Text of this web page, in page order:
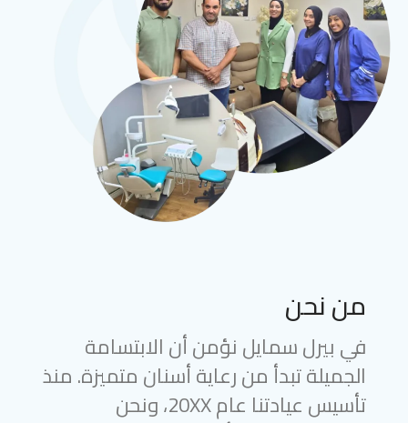
من نحن
في بيرل سمايل نؤمن أن الابتسامة
الجميلة تبدأ من رعاية أسنان متميزة. منذ
تأسيس عيادتنا عام 20XX، ونحن